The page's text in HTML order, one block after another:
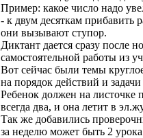
Пример: какое число надо
- к двум десяткам прибавить
они вызывают ступор.
Диктант дается сразу после
самостоятельной работы из
Вот сейчас были темы
на порядок действий и
Ребенок должен на листочке
всегда два, и она летит в
Так же добавились
за неделю может быть 2